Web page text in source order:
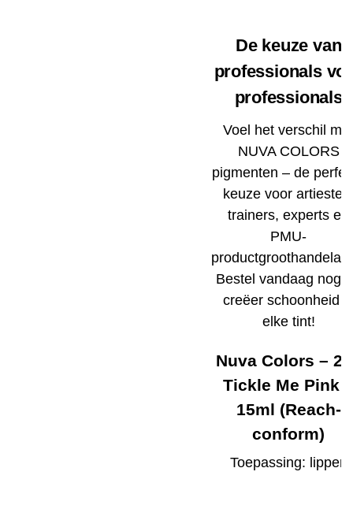
De keuze van
professionals
professionals
Voel het verschil
NUVA COLORS
pigmenten – de
keuze voor
trainers, experts en
PMU-
Bestel vandaag nog
creëer schoonheid
elke tint!
Nuva Colors –
Tickle Me Pink
15ml (Reach-
conform)
Toepassing: lippen